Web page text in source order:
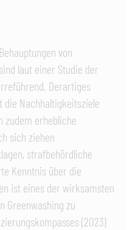
von
laut einer Studie der
Derartiges
die Nachhaltigkeitsziele
zudem erhebliche
sich ziehen
strafbehördliche
Kenntnis über die
ist eines der wirksamsten
Greenwashing zu
(2023)